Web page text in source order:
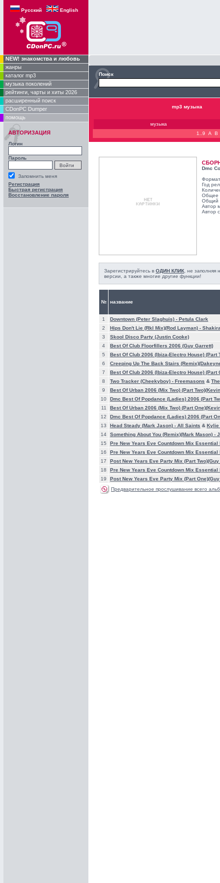
Русский English
NEW! знакомства и любовь
жанры
каталог mp3
музыка поколений
рейтинги, чарты и хиты 2026
расширенный поиск
CDonPC Dumper
помощь
АВТОРИЗАЦИЯ
Логин
Пароль
Запомнить меня
Регистрация
Быстрая регистрация
Восстановление пароля
Поиск
mp3 музыка
музыка
1..9
A B
Dmc
Год
Общее
Общий
Автор
Автор
Зарегистрируйтесь в ОДИН КЛИК , не
версии, а также многие другие функции!
№ название
1 Downtown (Peter Slaghuis) - Petula Clark
2
Hips Don't Lie (Rkl Mix)(Rod Layman) -
3
Skool Disco Party (Justin Cooke)
4
Best Of Club Floorfillers 2006 (Guy Garrett)
5
Best Of Club 2006 (Ibiza-Electro House) (Part
6
Creeping Up The Back Stairs
7
Best Of Club 2006 (Ibiza-Electro House) (Part
8
Two Tracker (Cheekyboy) - Freemasons &
9
Best Of Urban 2006 (Mix Two) (Part
10
Dmc Best Of Popdance (Ladies) 2006 (Part
11
Best Of Urban 2006 (Mix Two) (Part
12
Dmc Best Of Popdance (Ladies) 2006 (Part
13
Head Steady (Mark Jason) - All Saints & Kylie
14
Something About You (Remix)(Mark Mason) -
15
Pre New Years Eve Countdown Mix Essential
16
Pre New Years Eve Countdown Mix Essential
17
Post New Years Eve Party Mix (Part
18
Pre New Years Eve Countdown Mix Essential
19
Post New Years Eve Party Mix (Part
Предварительное прослушивание всего